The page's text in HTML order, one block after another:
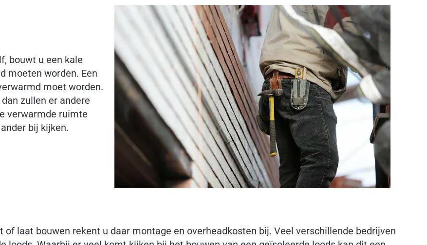
bouwt u een kale
moeten worden. Een
moet worden.
zullen er andere
verwarmde ruimte
bij kijken.
laat bouwen rekent u daar montage en overheadkosten bij. Veel verschillende bedrijven